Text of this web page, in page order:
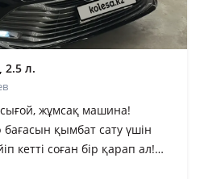
2.5 л.
жұмсақ машина!
қымбат сату үшін
кетті соған бір қарап ал!
бөлекқой! Музыканың